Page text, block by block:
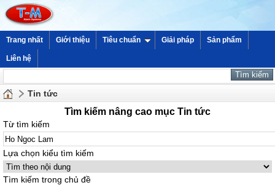
Trang nhất Giới thiệu Tiêu chuẩn Giải pháp Sản phẩm
Liên hệ
Tin tức
Tìm kiếm nâng cao mục Tin tức
Từ tìm kiếm
Lựa chọn kiểu tìm kiếm
Tìm kiếm trong chủ đề